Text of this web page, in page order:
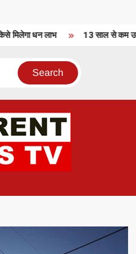
धन लाभ 13 साल से कम